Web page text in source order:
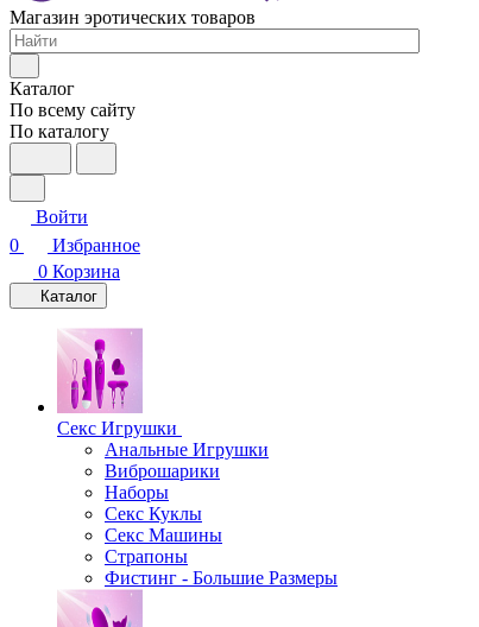
Магазин эротических товаров
Каталог
По всему сайту
По каталогу
Войти
0
Избранное
0 Корзина
Каталог
Секс Игрушки
Анальные Игрушки
Виброшарики
Наборы
Секс Куклы
Секс Машины
Страпоны
Фистинг - Большие Размеры